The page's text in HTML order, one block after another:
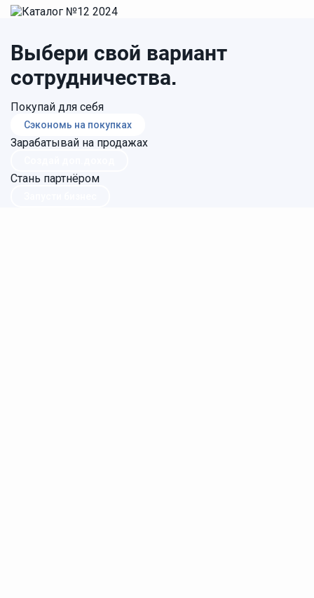
Выбери свой вариант
сотрудничества.
Покупай для себя
Сэкономь на покупках
Зарабатывай на продажах
Стань партнёром